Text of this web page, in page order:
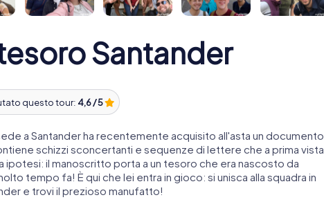
Santander
questo tour: 4,6 / 5
a Santander ha recentemente acquisito all'asta un documento
schizzi sconcertanti e sequenze di lettere che a prima vista
ipotesi: il manoscritto porta a un tesoro che era nascosto da
tempo fa! È qui che lei entra in gioco: si unisca alla squadra in
e trovi il prezioso manufatto!